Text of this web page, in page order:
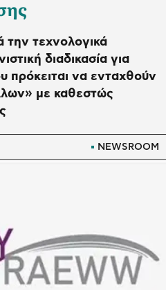
NEWSROOM
την τεχνολογικά
διαδικασία για
πρόκειται να ενταχθούν
με καθεστώς